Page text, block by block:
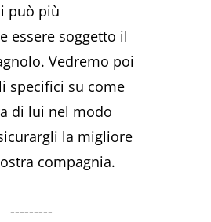
può più
essere soggetto il
Vedremo poi
specifici su come
di lui nel modo
la migliore
compagnia.
---------